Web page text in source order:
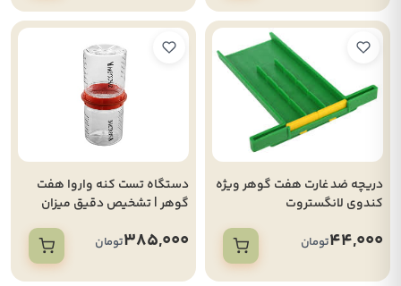
دریچه ضد غارت هفت گوهر ویژه
کندوی لانگستروت
44,000تومان
دستگاه تست کنه واروا هفت
گوهر | تشخیص دقیق میزان
385,000تومان